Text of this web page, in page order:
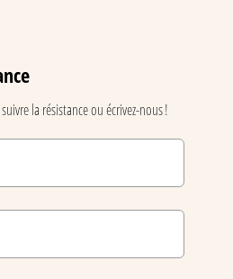
la résistance ou écrivez-nous !